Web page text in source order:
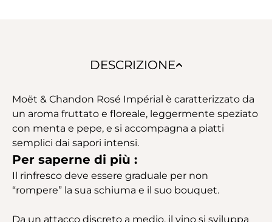
DESCRIZIONE
Moët & Chandon Rosé Impérial è caratterizzato da
un aroma fruttato e floreale, leggermente speziato
con menta e pepe, e si accompagna a piatti
semplici dai sapori intensi.
Per saperne di più :
Il rinfresco deve essere graduale per non
“rompere” la sua schiuma e il suo bouquet.
Da un attacco discreto a medio, il vino si sviluppa